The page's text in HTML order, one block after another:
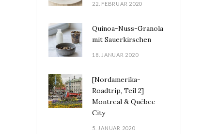
22. FEBRUAR 2020
Quinoa-Nuss-Granola
mit Sauerkirschen
18. JANUAR 2020
[Nordamerika-
Roadtrip, Teil 2]
Montreal & Québec
City
5. JANUAR 2020